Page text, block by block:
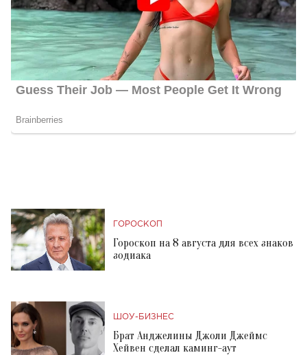
ГОРОСКОП
Гороскоп на 8 августа для всех знаков
зодиака
ШОУ-БИЗНЕС
Брат Анджелины Джоли Джеймс
Хейвен сделал каминг-аут